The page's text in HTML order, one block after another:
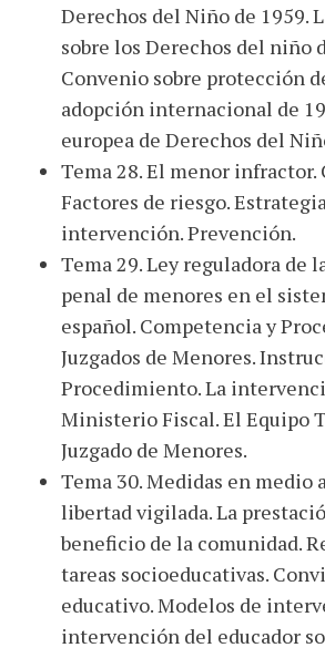
Derechos del Niño de 1959.
sobre los Derechos del niño
Convenio sobre protección
adopción internacional de
europea de Derechos del
Tema 28. El menor infractor.
Factores de riesgo.
intervención. Prevención.
Tema 29. Ley reguladora de
penal de menores en el
español. Competencia y
Juzgados de Menores.
Procedimiento. La
Ministerio Fiscal. El Equipo
Juzgado de Menores.
Tema 30. Medidas en medio
libertad vigilada. La
beneficio de la comunidad.
tareas socioeducativas.
educativo. Modelos de
intervención del educador